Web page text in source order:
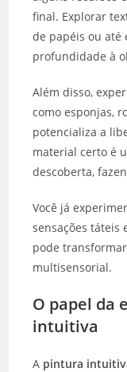
final. Explorar
de papéis ou até
profundidade à
Além disso,
como esponjas,
potencializa a
material certo é
descoberta,
Você já
sensações táteis
pode
multisensorial.
O papel da
intuitiva
A pintura